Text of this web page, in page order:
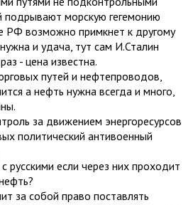
морскую гегемонию
возможно примкнет к другому
и удача, тут сам И.Сталин
- цена известна.
путей и нефтепроводов,
а нефть нужна всегда и много,
за движением энергоресурсов
политический антивоенный
русскими если через них проходит
за собой право поставлять